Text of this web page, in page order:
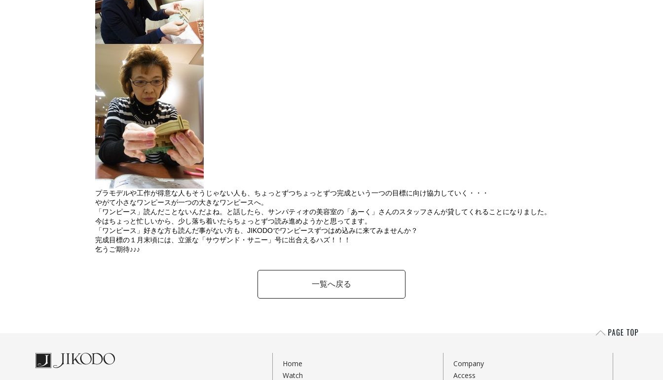
プラモデルや工作が得意な人もそうじゃない人も、ちょっとずつちょっとずつ完成という一つの目標に向け協力していく・・・
やがて小さなワンピースが一つの大きなワンピースへ。
「ワンピース」読んだことないんだよね。と話したら、サンパティオの美容室の「あーく」さんのスタッフさんが貸してくれることになりました。
今はちょっと忙しいから、少し落ち着いたらちょっとずつ読み進めようかと思ってます。
「ワンピース」好きな方も読んだ事がない方も、JIKODOでワンピースずつはめ込みに来てみませんか？
完成目標の１月末頃には、立派な「サウザンド・サニー」号に出合えるハズ！！！
乞うご期待♪♪♪
一覧へ戻る
Home
Watch
Company
Access